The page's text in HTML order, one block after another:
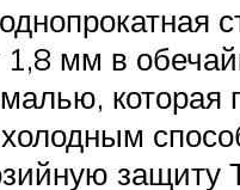
1,8 мм в
которая